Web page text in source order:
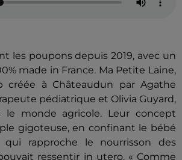
les poupons depuis 2019, avec un
made in France. Ma Petite Laine,
créée à Châteaudun par Agathe
pédiatrique et Olivia Guyard,
le monde agricole. Leur concept
gigoteuse, en confinant le bébé
rapproche le nourrisson des
ressentir in utero. « Comme